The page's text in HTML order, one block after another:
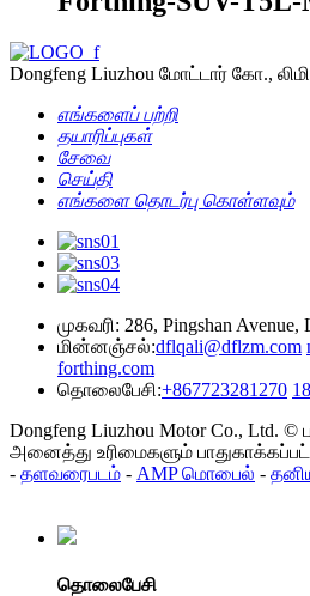
Dongfeng Liuzhou மோட்டார் கோ.,
எங்களைப் பற்றி
தயாரிப்புகள்
சேவை
செய்தி
எங்களை தொடர்பு கொள்ளவும்
முகவரி: 286, Pingshan
மின்னஞ்சல்:dflqali@dflzm.com
forthing.com
தொலைபேசி:+867723281270
Dongfeng Liuzhou Motor Co., Ltd. ©
அனைத்து உரிமைகளும்
- தளவரைபடம் - AMP மொபைல் -
தொலைபேசி